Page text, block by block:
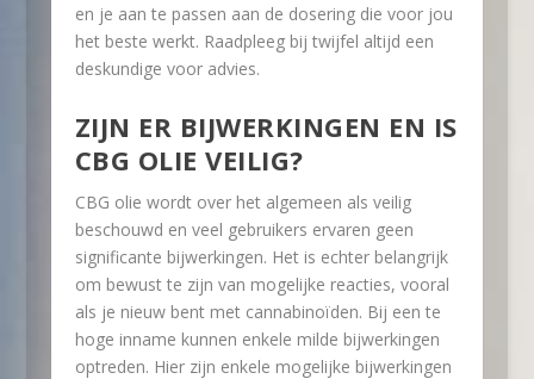
en je aan te passen aan de dosering die voor jou
het beste werkt. Raadpleeg bij twijfel altijd een
deskundige voor advies.
ZIJN ER BIJWERKINGEN EN IS
CBG OLIE VEILIG?
CBG olie wordt over het algemeen als veilig
beschouwd en veel gebruikers ervaren geen
significante bijwerkingen. Het is echter belangrijk
om bewust te zijn van mogelijke reacties, vooral
als je nieuw bent met cannabinoïden. Bij een te
hoge inname kunnen enkele milde bijwerkingen
optreden. Hier zijn enkele mogelijke bijwerkingen